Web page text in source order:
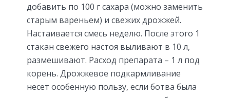
добавить по 100 г сахара (можно заменить
старым вареньем) и свежих дрожжей.
Настаивается смесь неделю. После этого 1
стакан свежего настоя выливают в 10 л,
размешивают. Расход препарата – 1 л под
корень. Дрожжевое подкармливание
несет особенную пользу, если ботва была